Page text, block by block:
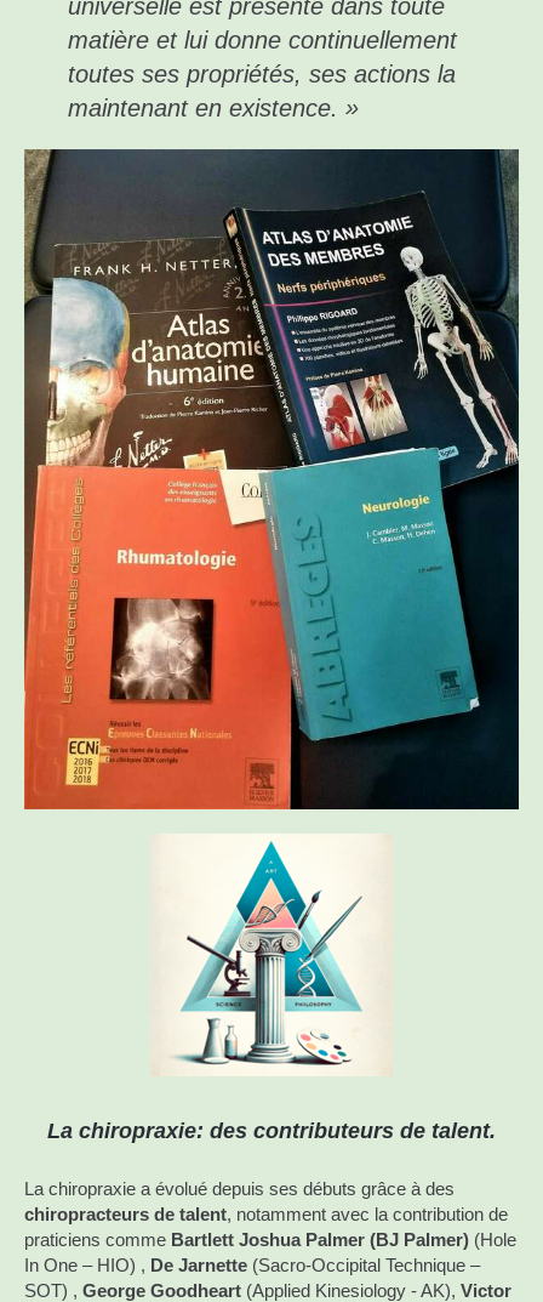
universelle est présente dans toute
matière et lui donne continuellement
toutes ses propriétés, ses actions la
maintenant en existence. »
La chiropraxie: des contributeurs de talent.
La chiropraxie a évolué depuis ses débuts grâce à des
chiropracteurs de talent, notamment avec la contribution de
praticiens comme Bartlett Joshua Palmer (BJ Palmer) (Hole
In One – HIO) , De Jarnette (Sacro-Occipital Technique –
SOT) , George Goodheart (Applied Kinesiology - AK), Victor